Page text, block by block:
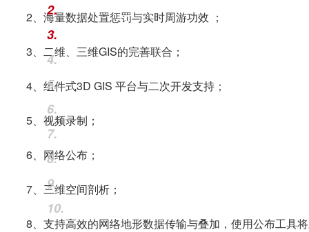
2、海量数据处置惩罚与实时周游功效 ；
3、二维、三维GIS的完善联合；
4、组件式3D GIS 平台与二次开发支持；
5、视频录制；
6、网络公布；
7、三维空间剖析；
8、支持高效的网络地形数据传输与叠加，使用公布工具
2.
3.
4.
5.
6.
7.
8.
9.
10.